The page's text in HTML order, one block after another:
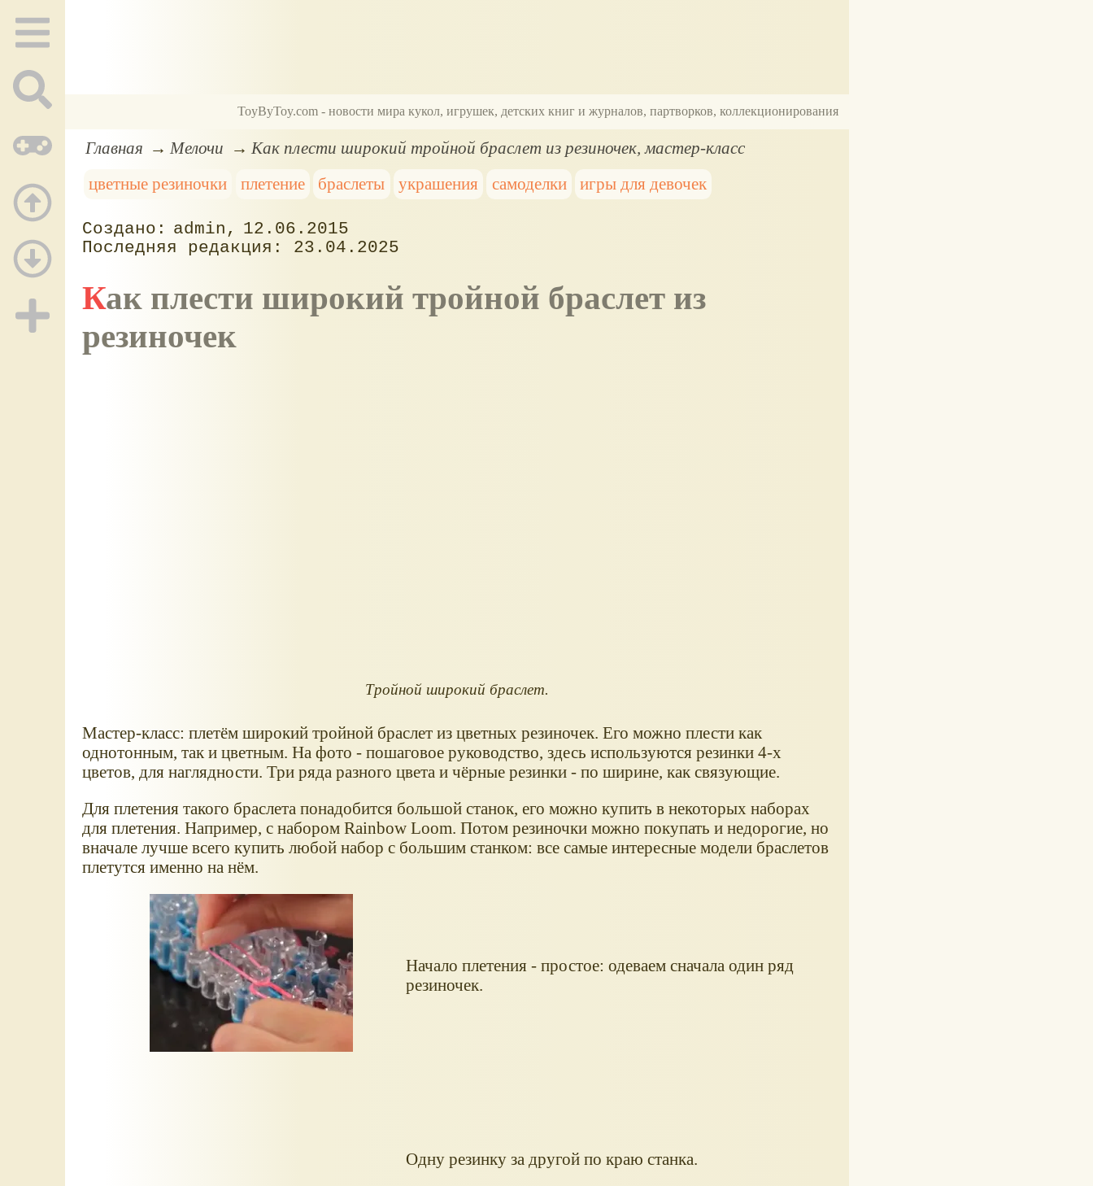
ToyByToy.com - новости мира кукол, игрушек, детских книг и журналов, партворков, коллекционирования
Главная Мелочи
Как плести широкий тройной браслет из резиночек, мастер-класс
цветные резиночки
плетение браслеты украшения самоделки игры для девочек
admin
12.06.2015
23.04.2025
Как плести широкий тройной браслет из
резиночек
Тройной широкий браслет.
Мастер-класс: плетём широкий тройной браслет из цветных резиночек. Его можно плести как
однотонным, так и цветным. На фото - пошаговое руководство, здесь используются резинки 4-х
цветов, для наглядности. Три ряда разного цвета и чёрные резинки - по ширине, как связующие.
Для плетения такого браслета понадобится большой станок, его можно купить в некоторых наборах
для плетения. Например, с набором Rainbow Loom. Потом резиночки можно покупать и недорогие, но
вначале лучше всего купить любой набор с большим станком: все самые интересные модели браслетов
плетутся именно на нём.
Начало плетения - простое: одеваем сначала один ряд
резиночек.
Одну резинку за другой по краю станка.